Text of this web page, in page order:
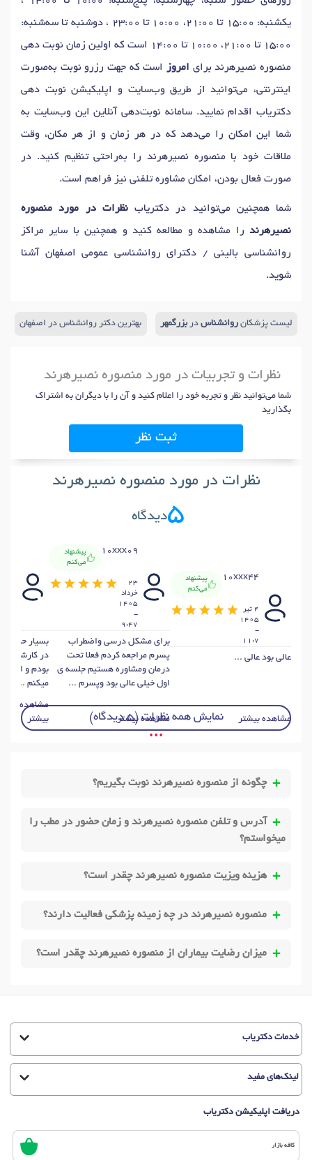
یکشنبه: 15:00 تا 21:00، 10:00 تا 23:00 ، دوشنبه تا سه‌شنبه:
15:00 تا 21:00، 10:00 تا 14:00 است که اولین زمان نوبت دهی
منصوره نصیرهرند برای امروز
است که جهت رزرو نوبت به‌صورت
اینترنتی، می‌توانید از طریق وب‌سایت و اپلیکیشن نوبت دهی
دکتریاب اقدام نمایید. سامانه نوبت‌دهی آنلاین این وب‌سایت به
شما این امکان را می‌دهد که در هر زمان و از هر مکان، وقت
ملاقات خود با منصوره نصیرهرند را به‌راحتی تنظیم کنید. در
صورت فعال بودن، امکان مشاوره تلفنی نیز فراهم است.
شما همچنین می‌توانید در دکتریابنظرات در مورد منصوره
نصیرهرند را مشاهده و مطالعه کنید و همچنین با سایر مراکز
روانشناسی بالینی / دکترای روانشناسی عمومی اصفهان آشنا
شوید.
لیست پزشکانروانشناس دربزرگمهر بهترین دکتر روانشناس در اصفهان
نظرات و تجربیات در مورد منصوره نصیرهرند
شما می‌توانید نظر و تجربه خود را اعلام کنید و آن را با دیگران به اشتراک
بگذارید
ثبت نظر
نظرات در مورد منصوره نصیرهرند
5دیدگاه
10xxx44
پیشنهاد
می‌کنم
4 تير
1405
-
11:7
عالی بود عالی ...
مشاهده بیشتر
10xxx09
پیشنهاد
می‌کنم
23
خرداد
1405
-
9:47
برای مشکل درسی واضطراب
پسرم مراجعه کردم فعلا تحت
درمان ومشاوره هستیم جلسه ی
اول خیلی عالی بود وپسرم ...
مشاهده بیشتر
بسیار حرفه
در کارشون
بودم و
میکنم ...
مشاهده
بیشتر
نمایش همه نظرات (5 دیدگاه)
• • •
چگونه از منصوره نصیرهرند نوبت بگیریم؟
آدرس و تلفن منصوره نصیرهرند و زمان حضور در مطب را
میخواستم؟
هزینه ویزیت منصوره نصیرهرند چقدر است؟
منصوره نصیرهرند در چه زمینه پزشکی فعالیت دارند؟
میزان رضایت بیماران از منصوره نصیرهرند چقدر است؟
خدمات دکتریاب
لینک‌های مفید
دریافت اپلیکیشن دکتریاب
کافه بازار